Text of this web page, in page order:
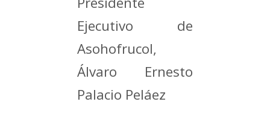
Ejecutivo de
Asohofrucol,
Álvaro Ernesto
Palacio Peláez